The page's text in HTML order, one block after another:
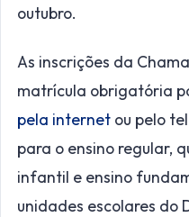
outubro.
As inscrições da
matrícula obrigatória
pela internet ou pelo
para o ensino regular,
infantil e ensino
unidades escolares do